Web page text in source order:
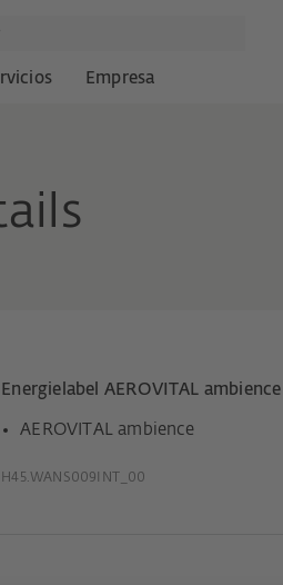
Empresa
Energielabel AEROVITAL ambience
AEROVITAL ambience
H45.WANS009INT_00